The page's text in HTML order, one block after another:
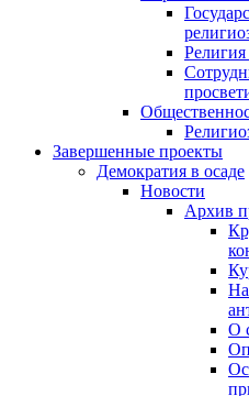
Завершенные проекты
Демократия в осаде
Новости
Архив
О